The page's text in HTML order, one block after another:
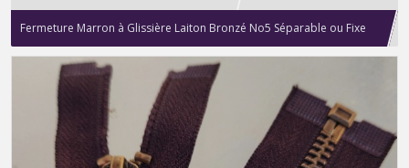
Fermeture Marron à Glissière Laiton Bronzé No5 Séparable ou Fixe
sur Mesure